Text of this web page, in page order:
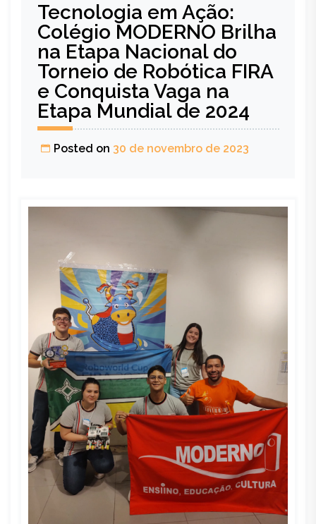
Tecnologia em Ação:
Colégio MODERNO Brilha
na Etapa Nacional do
Torneio de Robótica FIRA
e Conquista Vaga na
Etapa Mundial de 2024
Posted on 30 de novembro de 2023